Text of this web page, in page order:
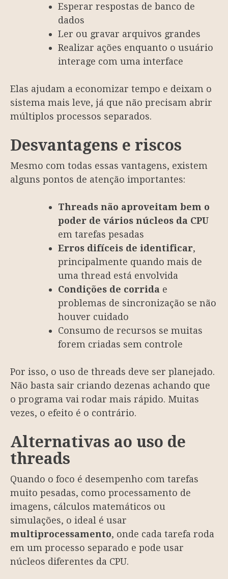
Esperar respostas de banco de
dados
Ler ou gravar arquivos grandes
Realizar ações enquanto o usuário
interage com uma interface
Elas ajudam a economizar tempo e deixam o
sistema mais leve, já que não precisam abrir
múltiplos processos separados.
Desvantagens e riscos
Mesmo com todas essas vantagens, existem
alguns pontos de atenção importantes:
Threads não aproveitam bem o
poder de vários núcleos da CPU
em tarefas pesadas
Erros difíceis de identificar,
principalmente quando mais de
uma thread está envolvida
Condições de corrida e
problemas de sincronização se não
houver cuidado
Consumo de recursos se muitas
forem criadas sem controle
Por isso, o uso de threads deve ser planejado.
Não basta sair criando dezenas achando que
o programa vai rodar mais rápido. Muitas
vezes, o efeito é o contrário.
Alternativas ao uso de
threads
Quando o foco é desempenho com tarefas
muito pesadas, como processamento de
imagens, cálculos matemáticos ou
simulações, o ideal é usar
multiprocessamento, onde cada tarefa roda
em um processo separado e pode usar
núcleos diferentes da CPU.